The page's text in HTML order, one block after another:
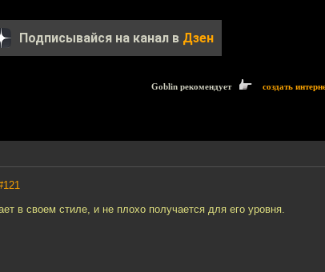
Подписывайся на канал в Дзен
Goblin рекомендует создать
в своем стиле, и не плохо получается для его уровня.